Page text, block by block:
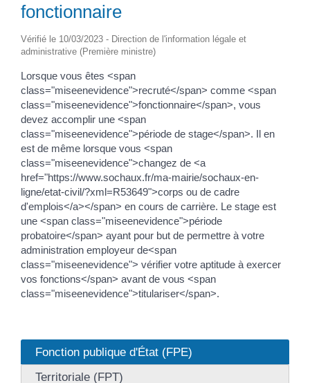
fonctionnaire
Vérifié le 10/03/2023 - Direction de l'information légale et
administrative (Première ministre)
Lorsque vous êtes <span
class="miseenevidence">recruté</span> comme <span
class="miseenevidence">fonctionnaire</span>, vous
devez accomplir une <span
class="miseenevidence">période de stage</span>. Il en
est de même lorsque vous <span
class="miseenevidence">changez de <a
href="https://www.sochaux.fr/ma-mairie/sochaux-en-
ligne/etat-civil/?xml=R53649">corps ou de cadre
d'emplois</a></span> en cours de carrière. Le stage est
une <span class="miseenevidence">période
probatoire</span> ayant pour but de permettre à votre
administration employeur de<span
class="miseenevidence"> vérifier votre aptitude à exercer
vos fonctions</span> avant de vous <span
class="miseenevidence">titulariser</span>.
Fonction publique d'État (FPE)
Territoriale (FPT)